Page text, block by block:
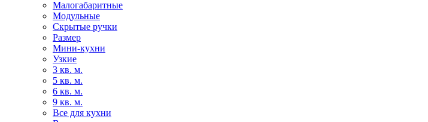
Малогабаритные
Модульные
Скрытые ручки
Размер
Мини-кухни
Узкие
3 кв. м.
5 кв. м.
6 кв. м.
9 кв. м.
Все для кухни